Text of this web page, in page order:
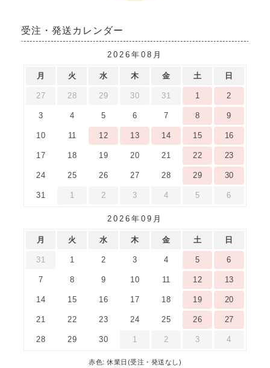
受注・発送カレンダー
2026年08月
月 火 水 木 金 土 日
27 28 29 30 31 1 2
3 4 5 6 7 8 9
10 11 12 13 14 15 16
17 18 19 20 21 22 23
24 25 26 27 28 29 30
31 1 2 3 4 5 6
2026年09月
月 火 水 木 金 土 日
31 1 2 3 4 5 6
7 8 9 10 11 12 13
14 15 16 17 18 19 20
21 22 23 24 25 26 27
28 29 30 1 2 3 4
赤色: 休業日(受注・発送なし)